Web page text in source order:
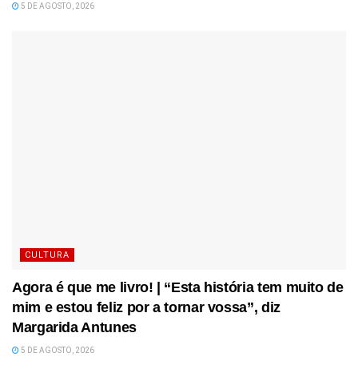
5 DE AGOSTO, 2026
CULTURA
Agora é que me livro! | “Esta história tem muito de
mim e estou feliz por a tornar vossa”, diz
Margarida Antunes
5 DE AGOSTO, 2026